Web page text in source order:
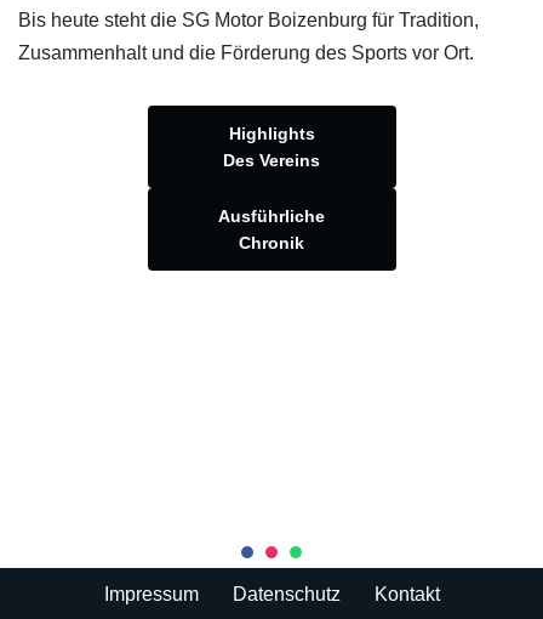
Bis heute steht die SG Motor Boizenburg für Tradition,
Zusammenhalt und die Förderung des Sports vor Ort.
Highlights
Des Vereins
Ausführliche
Chronik
Impressum Datenschutz Kontakt